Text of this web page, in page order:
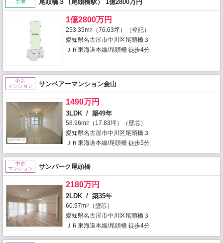
土地 尾頭橋３（尾頭橋駅） 1億2800万円
1億2800万円
253.35m2
（76.63坪）（登記）
愛知県名古屋市中川区尾頭橋３
ＪＲ東海道本線/尾頭橋 徒歩4分
中古
マンション
サンベアーマンション金山
1490万円
3LDK / 築49年
58.96m2
（17.83坪）（壁芯）
愛知県名古屋市中川区尾頭橋３
ＪＲ東海道本線/尾頭橋 徒歩5分
中古
マンション
サンパーク尾頭橋
2180万円
2LDK / 築35年
60.97m2
（壁芯）
愛知県名古屋市中川区尾頭橋３
ＪＲ東海道本線/尾頭橋 徒歩4分